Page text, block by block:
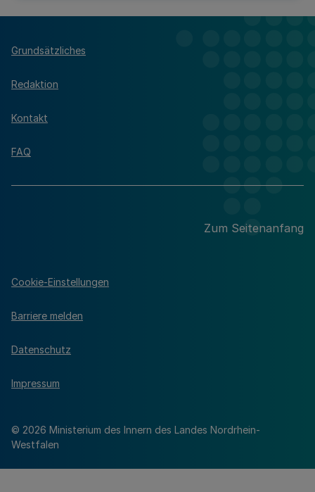
Grundsätzliches
Redaktion
Kontakt
FAQ
Zum Seitenanfang
© 2026 Ministerium des Innern des Landes Nordrhein-
Westfalen
Cookie-Einstellungen
Barriere melden
Datenschutz
Impressum